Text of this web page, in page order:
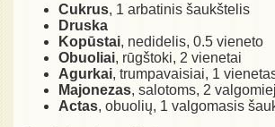
Cukrus, 1 arbatinis šaukštelis
Druska
Kopūstai, nedidelis, 0.5 vieneto
Obuoliai, rūgštoki, 2 vienetai
Agurkai, trumpavaisiai, 1
Majonezas, salotoms, 2
Actas, obuolių, 1 valgomasis